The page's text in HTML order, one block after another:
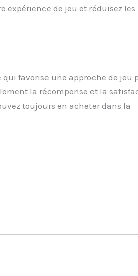
expérience de jeu et réduisez les
qui favorise une approche de jeu
la récompense et la
toujours en acheter dans la